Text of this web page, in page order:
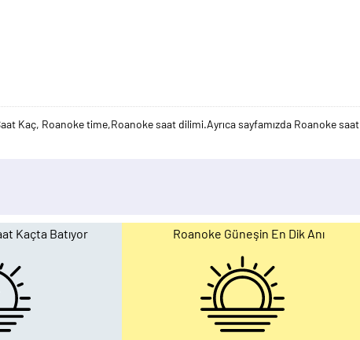
Kaç, Roanoke time,Roanoke saat dilimi.Ayrıca sayfamızda Roanoke saat
Kaçta Batıyor Roanoke Güneşin En Dik Anı